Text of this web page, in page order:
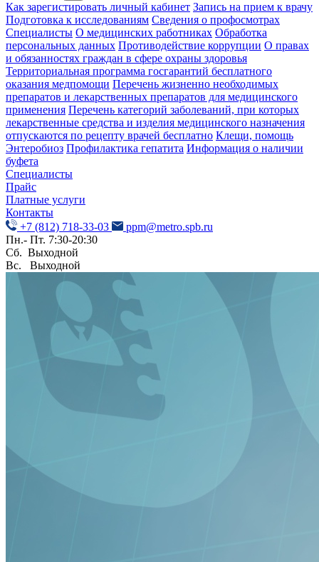
Как зарегистировать личный кабинет Запись на прием к врачу
Подготовка к исследованиям Сведения о профосмотрах
Специалисты О медицинских работниках Обработка
персональных данных Противодействие коррупции О правах
и обязанностях граждан в сфере охраны здоровья
Территориальная программа госгарантий бесплатного
оказания медпомощи Перечень жизненно необходимых
препаратов и лекарственных препаратов для медицинского
применения Перечень категорий заболеваний, при которых
лекарственные средства и изделия медицинского назначения
отпускаются по рецепту врачей бесплатно Клещи, помощь
Энтеробиоз Профилактика гепатита Информация о наличии
буфета
Специалисты
Прайс
Платные услуги
Контакты
+7 (812) 718-33-03
ppm@metro.spb.ru
Пн.- Пт. 7:30-20:30
Сб. Выходной
Вс. Выходной